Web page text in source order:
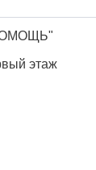
этаж